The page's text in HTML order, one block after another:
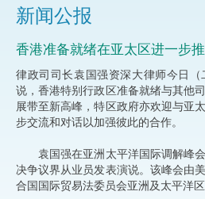
新闻公报
香港准备就绪在亚太区进一步推
律政司司长袁国强资深大律师今日
说，香港特别行政区准备就绪与其他
展带至新高峰，特区政府亦欢迎与亚
步交流和对话以加强彼此的合作。
袁国强在亚洲太平洋国际调解峰
决争议界从业员发表演说。该峰会由
合国国际贸易法委员会亚洲及太平洋区